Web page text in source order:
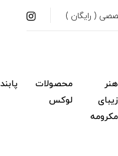
( رایگان )
هنر
زیبای
مکرومه
محصولات
لوکس